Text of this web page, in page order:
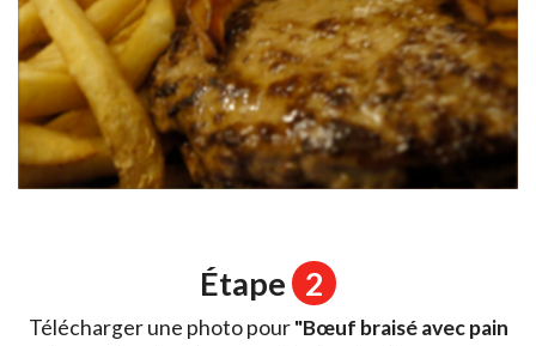
Étape 2
Télécharger une photo pour"Bœuf braisé avec pain